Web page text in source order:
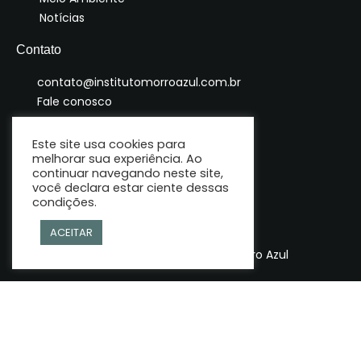
Notícias
Contato
contato@institutomorroazul.com.br
Fale conosco
© Copyright 2025 | Instituto Morro Azul
Este site usa cookies para
melhorar sua experiência. Ao
continuar navegando neste site,
você declara estar ciente dessas
condições.
ACEITAR